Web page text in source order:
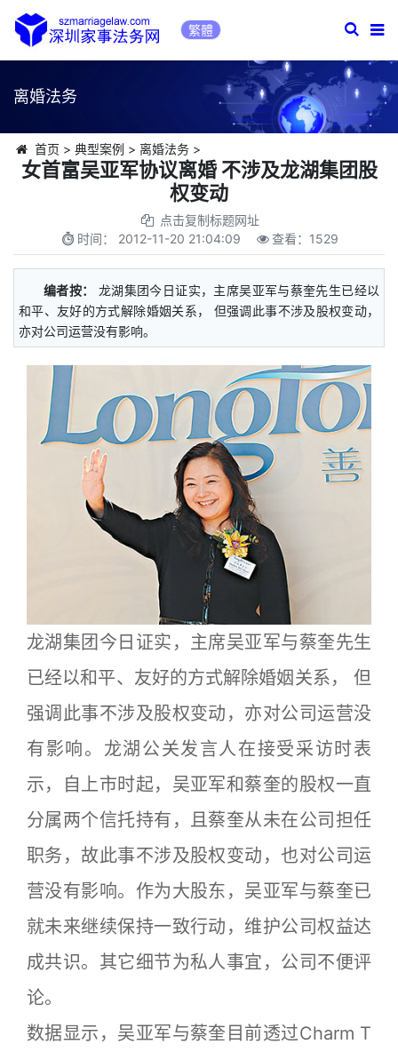
繁體
离婚法务
首页 > 典型案例 > 离婚法务>
女首富吴亚军协议离婚 不涉及龙湖集团股
权变动
点击复制标题网址
时间： 2012-11-20 21:04:09 查看： 1529
编者按：
龙湖集团今日证实，主席吴亚军与蔡奎先生已经以
和平、友好的方式解除婚姻关系， 但强调此事不涉及股权变动，
亦对公司运营没有影响。
龙湖集团今日证实，主席吴亚军与蔡奎先生
已经以和平、友好的方式解除婚姻关系， 但
强调此事不涉及股权变动，亦对公司运营没
有影响。龙湖公关发言人在接受采访时表
示，自上市时起，吴亚军和蔡奎的股权一直
分属两个信托持有，且蔡奎从未在公司担任
职务，故此事不涉及股权变动，也对公司运
营没有影响。作为大股东，吴亚军与蔡奎已
就未来继续保持一致行动，维护公司权益达
成共识。其它细节为私人事宜，公司不便评
论。
数据显示，吴亚军与蔡奎目前透过Charm T